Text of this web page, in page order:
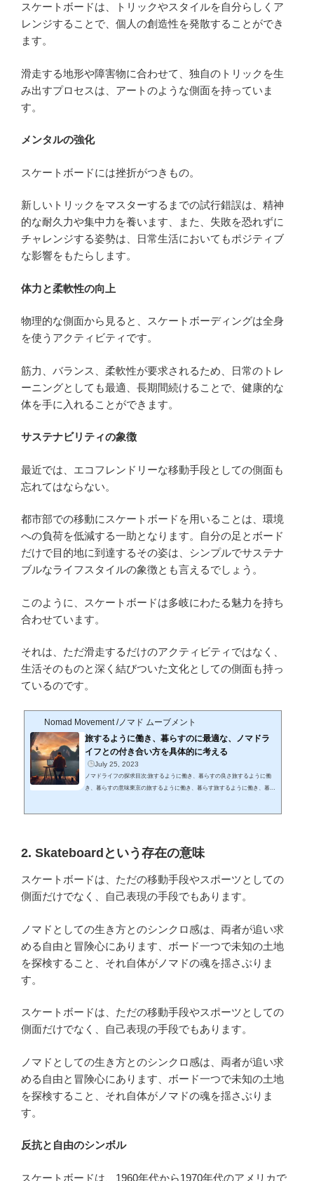
スケートボードは、トリックやスタイルを自分らしくア
レンジすることで、個人の創造性を発散することができ
ます。
滑走する地形や障害物に合わせて、独自のトリックを生
み出すプロセスは、アートのような側面を持っていま
す。
メンタルの強化
スケートボードには挫折がつきもの。
新しいトリックをマスターするまでの試行錯誤は、精神
的な耐久力や集中力を養います、また、失敗を恐れずに
チャレンジする姿勢は、日常生活においてもポジティブ
な影響をもたらします。
体力と柔軟性の向上
物理的な側面から見ると、スケートボーディングは全身
を使うアクティビティです。
筋力、バランス、柔軟性が要求されるため、日常のトレ
ーニングとしても最適、長期間続けることで、健康的な
体を手に入れることができます。
サステナビリティの象徴
最近では、エコフレンドリーな移動手段としての側面も
忘れてはならない。
都市部での移動にスケートボードを用いることは、環境
への負荷を低減する一助となります。自分の足とボード
だけで目的地に到達するその姿は、シンプルでサステナ
ブルなライフスタイルの象徴とも言えるでしょう。
このように、スケートボードは多岐にわたる魅力を持ち
合わせています。
それは、ただ滑走するだけのアクティビティではなく、
生活そのものと深く結びついた文化としての側面も持っ
ているのです。
Nomad Movement /ノマド ムーブメント
旅するように働き、暮らすのに最適な、ノマドラ
イフとの付き合い方を具体的に考える
July 25, 2023
ノマドライフの探求目次:旅するように働き、暮らすの良さ旅するように働
き、暮らすの意味東京の旅するように働き、暮らす旅するように働き、暮ら
り入れることができる点にあります。また、物理的な場所にとらわれず、心
地よい場所で仕事をする...
2. Skateboardという存在の意味
スケートボードは、ただの移動手段やスポーツとしての
側面だけでなく、自己表現の手段でもあります。
ノマドとしての生き方とのシンクロ感は、両者が追い求
める自由と冒険心にあります、ボード一つで未知の土地
を探検すること、それ自体がノマドの魂を揺さぶりま
す。
スケートボードは、ただの移動手段やスポーツとしての
側面だけでなく、自己表現の手段でもあります。
ノマドとしての生き方とのシンクロ感は、両者が追い求
める自由と冒険心にあります、ボード一つで未知の土地
を探検すること、それ自体がノマドの魂を揺さぶりま
す。
反抗と自由のシンボル
スケートボードは、1960年代から1970年代のアメリカで